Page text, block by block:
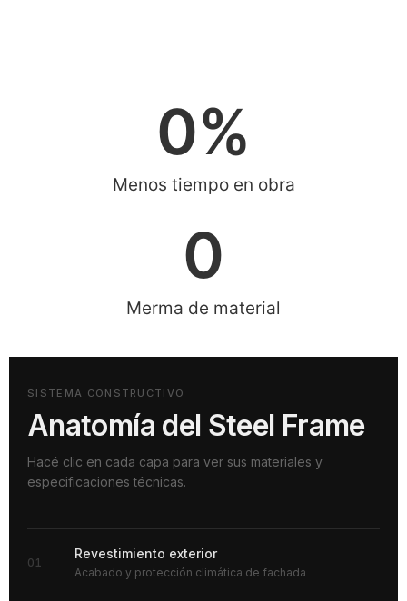
Menos tiempo en obra
0%
Merma de material
0
SISTEMA CONSTRUCTIVO
Anatomía del Steel Frame
Hacé clic en cada capa para ver sus materiales y
especificaciones técnicas.
01
Revestimiento exterior
Acabado y protección climática de fachada